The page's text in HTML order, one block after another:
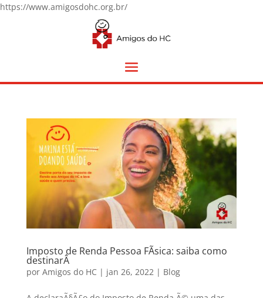
https://www.amigosdohc.org.br/
Imposto de Renda Pessoa FÃ­sica: saiba como
destinarÂ
por Amigos do HC | jan 26, 2022 | Blog